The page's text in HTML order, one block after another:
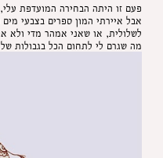
פעם זו היתה הבחירה המועדפת עלי,
אבל איירתי המון ספרים בצבעי
לשלולית, או שאני אמהר מדי ולא
מה שגרם לי לתחום הכל בגבולות של